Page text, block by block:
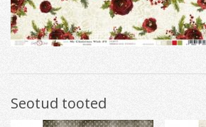
Seotud tooted